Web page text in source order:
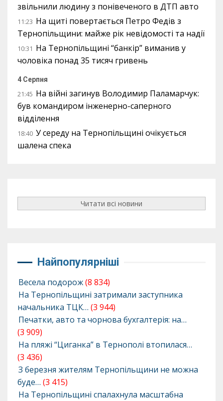
звільнили людину з понівеченого в ДТП авто
11:23 На щиті повертається Петро Федів з
Тернопільщини: майже рік невідомості та надії
10:31 На Тернопільщині “банкір” виманив у
чоловіка понад 35 тисяч гривень
4 Серпня
21:45 На війні загинув Володимир Паламарчук:
був командиром інженерно-саперного
відділення
18:40 У середу на Тернопільщині очікується
шалена спека
Читати всі новини
Найпопулярніші
Весела подорож(8 834)
На Тернопільщині затримали заступника
начальника ТЦК… (3 944)
Печатки, авто та чорнова бухгалтерія: на…
(3 909)
На пляжі “Циганка” в Тернополі втопилася…
(3 436)
З березня жителям Тернопільщини не можна
буде… (3 415)
На Тернопільщині спалахнула масштабна